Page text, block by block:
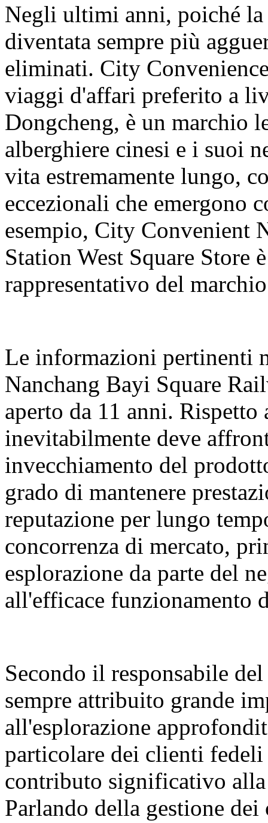
Negli ultimi anni, poiché la
diventata sempre più
eliminati. City
viaggi d'affari preferito a
Dongcheng, è un marchio
alberghiere cinesi e i suoi
vita estremamente lungo,
eccezionali che emergono
esempio, City Convenient
Station West Square
rappresentativo del
Le informazioni pertinenti
Nanchang Bayi Square
aperto da 11 anni.
inevitabilmente deve
invecchiamento del
grado di mantenere
reputazione per lungo
concorrenza di mercato,
esplorazione da parte del
all'efficace funzionamento
Secondo il responsabile
sempre attribuito grande
all'esplorazione
particolare dei clienti
contributo significativo
Parlando della gestione